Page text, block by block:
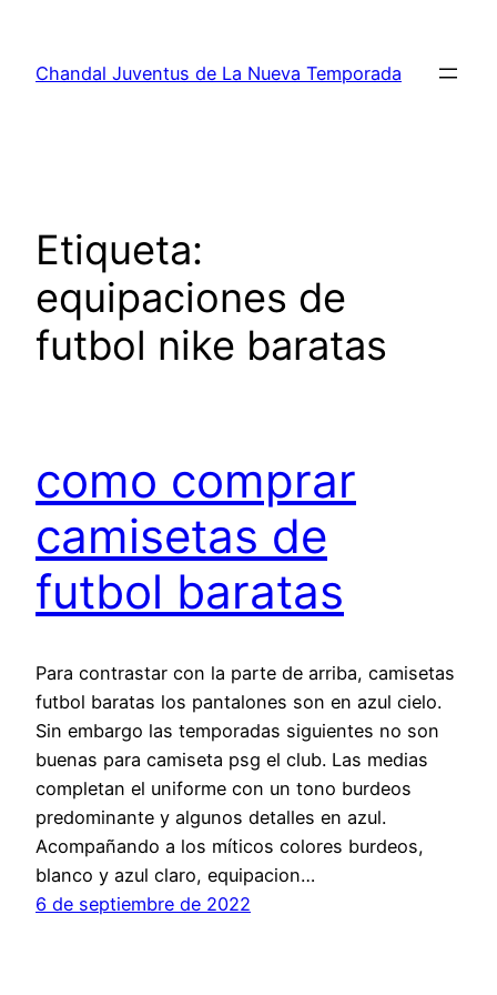
contenido
Chandal Juventus de La Nueva Temporada
Etiqueta:
equipaciones de
futbol nike baratas
como comprar
camisetas de
futbol baratas
Para contrastar con la parte de arriba, camisetas
futbol baratas los pantalones son en azul cielo.
Sin embargo las temporadas siguientes no son
buenas para camiseta psg el club. Las medias
completan el uniforme con un tono burdeos
predominante y algunos detalles en azul.
Acompañando a los míticos colores burdeos,
blanco y azul claro, equipacion…
6 de septiembre de 2022